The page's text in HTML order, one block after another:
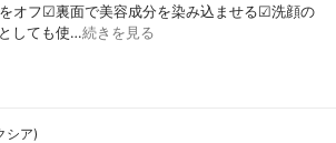
オフ☑裏面で美容成分を染み込ませる☑洗顔の
しても使…続きを見る
シア)